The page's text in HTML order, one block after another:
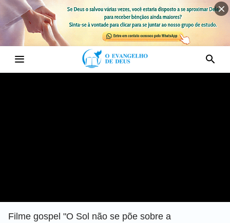
Filme gospel "O Sol não se põe sobre a